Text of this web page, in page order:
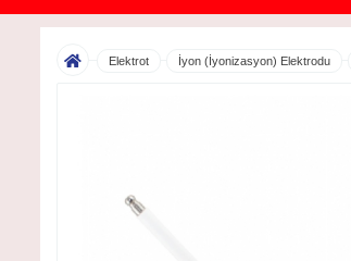
Elektrot İyon (İyonizasyon) Elektrodu